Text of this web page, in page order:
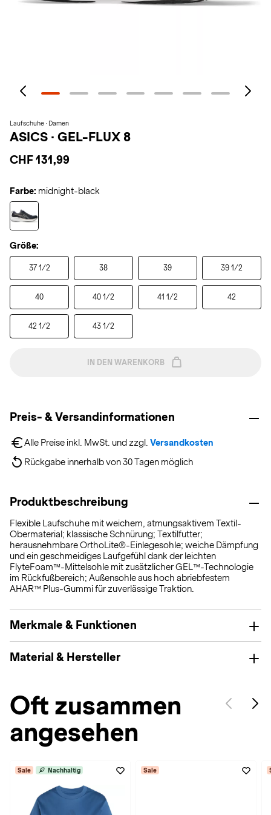
Laufschuhe · Damen
ASICS · GEL-FLUX 8
CHF 131,99
Farbe: midnight-black
Größe:
37 1/2 38 39 39 1/2
40 40 1/2 41 1/2 42
42 1/2 43 1/2
IN DEN WARENKORB
Preis- & Versandinformationen
Alle Preise inkl. MwSt. und zzgl. Versandkosten
Rückgabe innerhalb von 30 Tagen möglich
Produktbeschreibung
Flexible Laufschuhe mit weichem, atmungsaktivem Textil-
Obermaterial; klassische Schnürung; Textilfutter;
herausnehmbare OrthoLite®-Einlegesohle; weiche Dämpfung
und ein geschmeidiges Laufgefühl dank der leichten
FlyteFoam™-Mittelsohle mit zusätzlicher GEL™-Technologie
im Rückfußbereich; Außensohle aus hoch abriebfestem
AHAR™ Plus-Gummi für zuverlässige Traktion.
Merkmale & Funktionen
Material & Hersteller
Oft zusammen
angesehen
Sale Nachhaltig Sale